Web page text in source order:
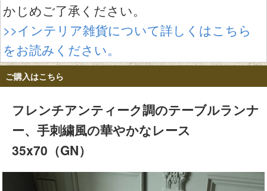
かじめご了承ください。
>>インテリア雑貨について詳しくはこちら
をお読みください。
ご購入はこちら
フレンチアンティーク調のテーブルランナ
ー、手刺繍風の華やかなレース
35x70（GN）